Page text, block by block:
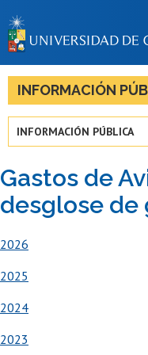
LA
INFORMACIÓN
INFORMACIÓN PÚBLICA
Gastos de
desglose de
2026
2025
2024
2023